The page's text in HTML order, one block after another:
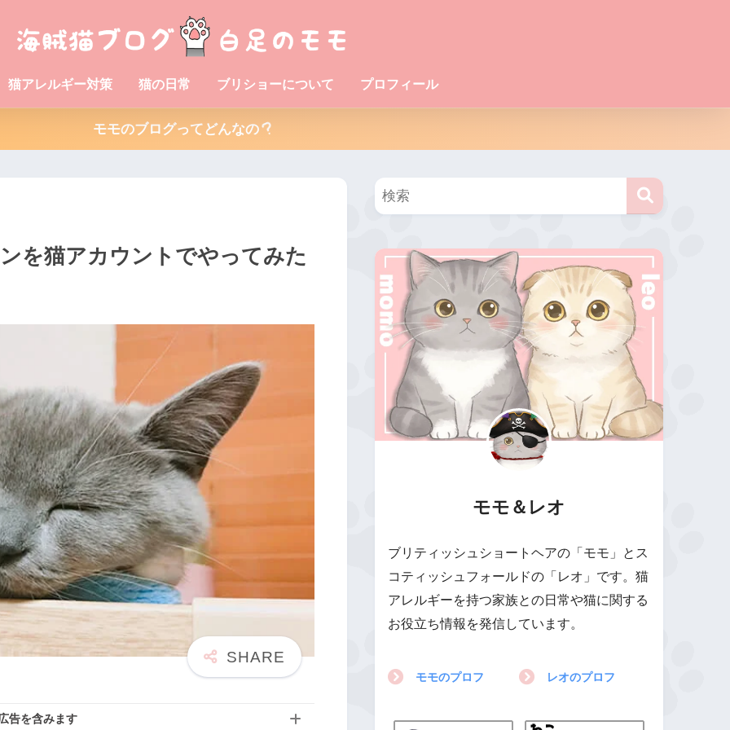
猫アレルギー対策 猫の日常 ブリショーについて プロフィール
モモのブログってどんなの
を猫アカウントでやってみた
告を含みます
モモ＆レオ
ブリティッシュショートヘアの「モモ」とス
コティッシュフォールドの「レオ」です。猫
アレルギーを持つ家族との日常や猫に関する
お役立ち情報を発信しています。
モモのプロフ レオのプロフ